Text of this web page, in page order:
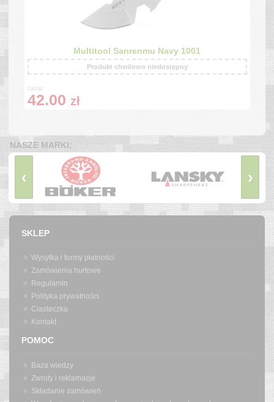
Multitool Sanrenmu Navy 1001
Produkt chwilowo niedostępny
cena:
42.00 zł
NASZE MARKI:
‹ ›
SKLEP
Wysyłka i formy płatności
Zamówienia hurtowe
Regulamin
Polityka prywatności
Ciasteczka
Kontakt
POMOC
Baza wiedzy
Zwroty i reklamacje
Składanie zamówień